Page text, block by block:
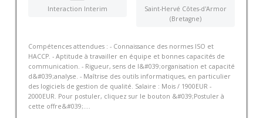
Interaction Interim
Saint-Hervé Côtes-d'Armor
(Bretagne)
Compétences attendues : - Connaissance des normes ISO et
HACCP. - Aptitude à travailler en équipe et bonnes capacités de
communication. - Rigueur, sens de l&#039;organisation et capacité
d&#039;analyse. - Maîtrise des outils informatiques, en particulier
des logiciels de gestion de qualité. Salaire : Mois / 1900EUR -
2000EUR. Pour postuler, cliquez sur le bouton &#039;Postuler à
cette offre&#039;....